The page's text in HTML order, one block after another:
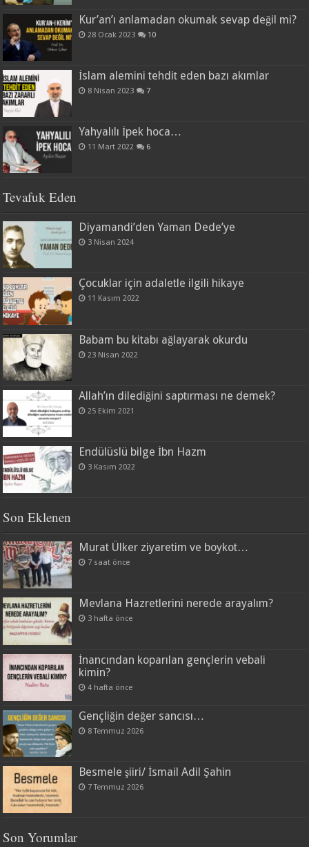
Kur’an’ı anlamadan okumak sevap değil mi?
28 Ocak 2023 10
İslam alemini tehdit eden bazı akımlar
8 Nisan 2023 7
Yahyalılı İpek hoca…
11 Mart 2022 6
Tevafuk Eden
Diyamandi’den Yaman Dede’ye
3 Nisan 2024
Çocuklar için adaletle ilgili hikaye
11 Kasım 2022
Babam bu kitabı ağlayarak okurdu
23 Nisan 2022
Allah’ın dilediğini saptırması ne demek?
25 Ekim 2021
Endülüslü bilge İbn Hazm
3 Kasım 2022
Son Eklenen
Murat Ülker ziyaretim ve boykot…
7 saat önce
Mevlana Hazretlerini nerede arayalım?
3 hafta önce
İnancından koparılan gençlerin vebali
kimin?
4 hafta önce
Gençliğin değer sancısı…
8 Temmuz 2026
Besmele şiiri/ İsmail Adil Şahin
7 Temmuz 2026
Son Yorumlar